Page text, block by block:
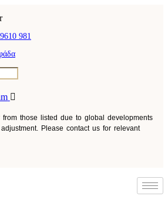
981
those listed due to global developments
Please contact us for relevant